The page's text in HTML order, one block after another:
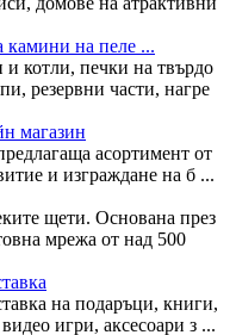
на пеле ...
котли, печки на твърдо
резервни части, нагре
магазин
асортимент от
и изграждане на б ...
щети. Основана през
мрежа от над 500
на подаръци, книги,
игри, аксесоари з ...